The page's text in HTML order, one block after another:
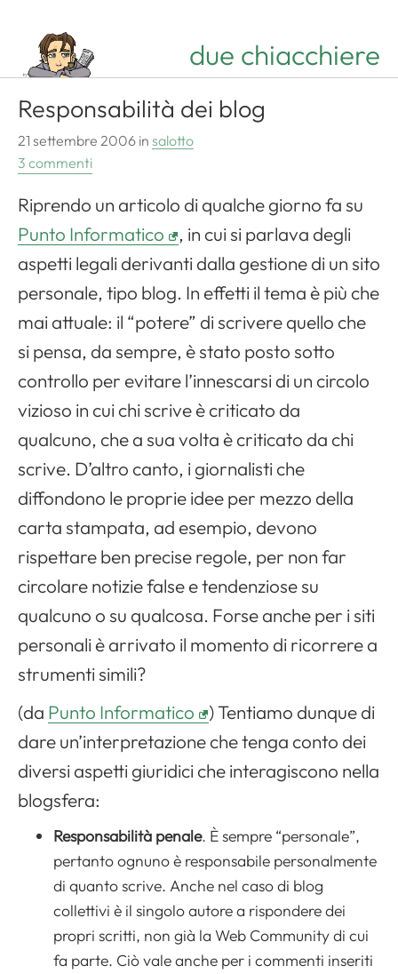
due chiacchiere
Responsabilità dei blog
21 settembre 2006 in salotto
3 commenti
Riprendo un articolo di qualche giorno fa su
Punto Informatico
, in cui si parlava degli
aspetti legali derivanti dalla gestione di un sito
personale, tipo blog. In effetti il tema è più che
mai attuale: il “potere” di scrivere quello che
si pensa, da sempre, è stato posto sotto
controllo per evitare l’innescarsi di un circolo
vizioso in cui chi scrive è criticato da
qualcuno, che a sua volta è criticato da chi
scrive. D’altro canto, i giornalisti che
diffondono le proprie idee per mezzo della
carta stampata, ad esempio, devono
rispettare ben precise regole, per non far
circolare notizie false e tendenziose su
qualcuno o su qualcosa. Forse anche per i siti
personali è arrivato il momento di ricorrere a
strumenti simili?
(da Punto Informatico
) Tentiamo dunque di
dare un’interpretazione che tenga conto dei
diversi aspetti giuridici che interagiscono nella
blogsfera:
Responsabilità penale. È sempre “personale”,
pertanto ognuno è responsabile personalmente
di quanto scrive. Anche nel caso di blog
collettivi è il singolo autore a rispondere dei
propri scritti, non già la Web Community di cui
fa parte. Ciò vale anche per i commenti inseriti
Apri il menu di navigazione